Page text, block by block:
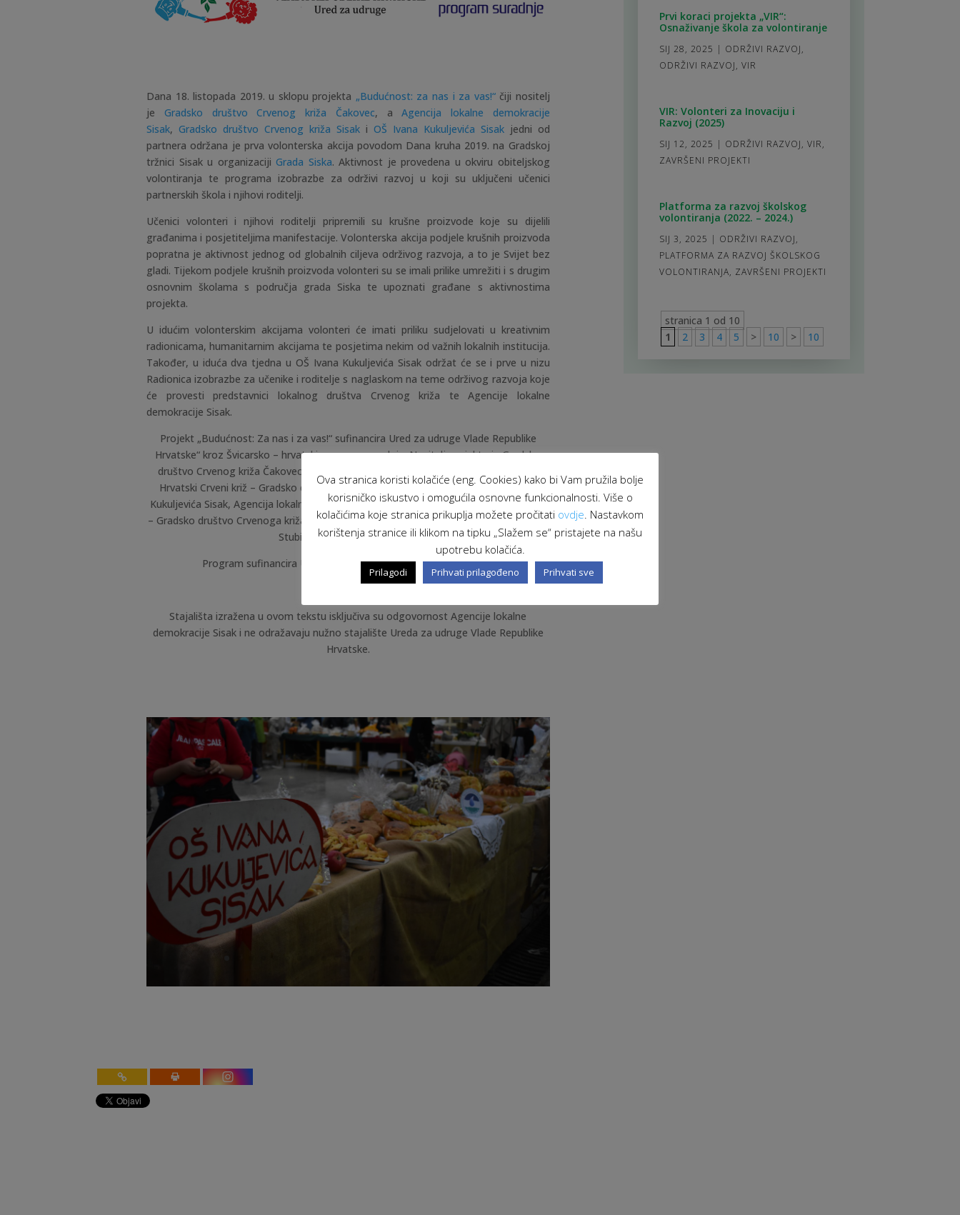
Dana 18. listopada 2019. u sklopu projekta „Budućnost: za nas i za vas!“čiji nositelj
je Gradsko društvo Crvenog križa Čakovec, aAgencija lokalne demokracije
Sisak, Gradsko društvo Crvenog križa Sisaki OŠ Ivana Kukuljevića Sisakjedni od
partnera održana je prva volonterska akcija povodom Dana kruha 2019. na Gradskoj
tržnici Sisak u organizacijiGrada Siska. Aktivnost je provedena u okviru obiteljskog
volontiranja te programa izobrazbe za održivi razvoj u koji su uključeni učenici
partnerskih škola i njihovi roditelji.
Učenici volonteri i njihovi roditelji pripremili su krušne proizvode koje su dijelili
građanima i posjetiteljima manifestacije. Volonterska akcija podjele krušnih proizvoda
popratna je aktivnost jednog od globalnih ciljeva održivog razvoja, a to je Svijet bez
gladi. Tijekom podjele krušnih proizvoda volonteri su se imali prilike umrežiti i s drugim
osnovnim školama s područja grada Siska te upoznati građane s aktivnostima
projekta.
U idućim volonterskim akcijama volonteri će imati priliku sudjelovati u kreativnim
radionicama, humanitarnim akcijama te posjetima nekim od važnih lokalnih institucija.
Također, u iduća dva tjedna u OŠ Ivana Kukuljevića Sisak održat će se i prve u nizu
Radionica izobrazbe za učenike i roditelje s naglaskom na teme održivog razvoja koje
će provesti predstavnici lokalnog društva Crvenog križa te Agencije lokalne
demokracije Sisak.
Projekt „Budućnost: Za nas i za vas!“ sufinancira Ured za udruge Vlade Republike
Hrvatske“ kroz Švicarsko – hrvatski program suradnje. Nositelj projekta je Gradsko
društvo Crvenog križa Čakovec, a partneri su Osnovna škola Štrigova, ACT Grupa,
Hrvatski Crveni križ – Gradsko društvo Crvenoga križa Sisak, Osnovna škola Ivana
Kukuljevića Sisak, Agencija lokalne demokracije Sisak (ALD Sisak), Hrvatski Crveni križ
– Gradsko društvo Crvenoga križa Donja Stubica, Osnovna škola Matije Gupca Gornja
Stubica, Mreža udruga Zagor.
Program sufinancira Ured za udruge Vlade Republike Hrvatske.
Stajališta izražena u ovom tekstu isključiva su odgovornost Agencije lokalne
demokracije Sisak i ne odražavaju nužno stajalište Ureda za udruge Vlade Republike
Hrvatske.
Prvi koraci projekta „VIR“:
Osnaživanje škola za volontiranje
SIJ 28, 2025 | ODRŽIVI RAZVOJ,
ODRŽIVI RAZVOJ, VIR
VIR: Volonteri za Inovaciju i
Razvoj (2025)
SIJ 12, 2025 | ODRŽIVI RAZVOJ, VIR,
ZAVRŠENI PROJEKTI
Platforma za razvoj školskog
volontiranja (2022. – 2024.)
SIJ 3, 2025 | ODRŽIVI RAZVOJ,
PLATFORMA ZA RAZVOJ ŠKOLSKOG
VOLONTIRANJA, ZAVRŠENI PROJEKTI
stranica 1 od 10
1
2 3 4 5 > 10 > 10
Ova stranica koristi kolačiće (eng. Cookies) kako bi Vam pružila bolje
korisničko iskustvo i omogućila osnovne funkcionalnosti. Više o
kolačićima koje stranica prikuplja možete pročitati ovdje. Nastavkom
korištenja stranice ili klikom na tipku „Slažem se“ pristajete na našu
upotrebu kolačića.
Prilagodi Prihvati prilagođeno Prihvati sve